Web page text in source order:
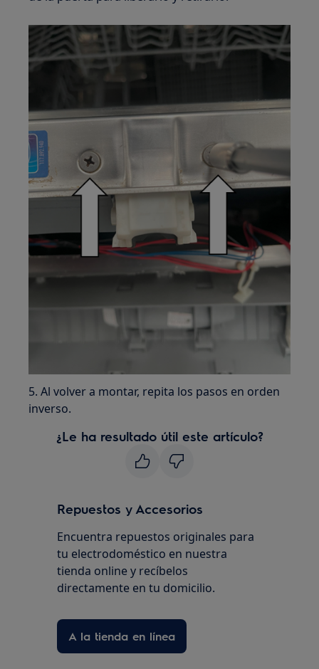
5. Al volver a montar, repita los pasos en orden
inverso.
¿Le ha resultado útil este artículo?
Repuestos y Accesorios
Encuentra repuestos originales para
tu electrodoméstico en nuestra
tienda online y recíbelos
directamente en tu domicilio.
A la tienda en línea